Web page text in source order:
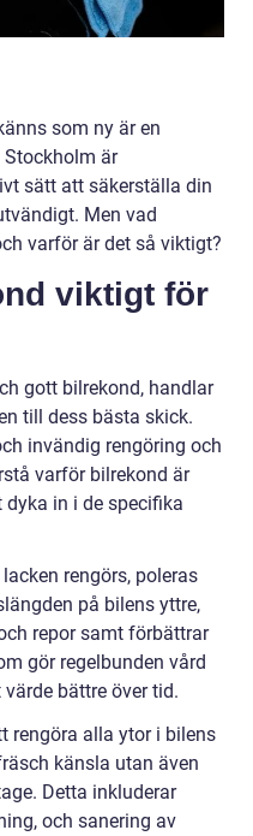
som ny är en
är
sätt att säkerställa din
Men vad
varför är det så viktigt?
viktigt för
gott bilrekond, handlar
till dess bästa skick.
invändig rengöring och
varför bilrekond är
in i de specifika
rengörs, poleras
på bilens yttre,
repor samt förbättrar
gör regelbunden vård
bättre över tid.
rengöra alla ytor i bilens
känsla utan även
Detta inkluderar
och sanering av